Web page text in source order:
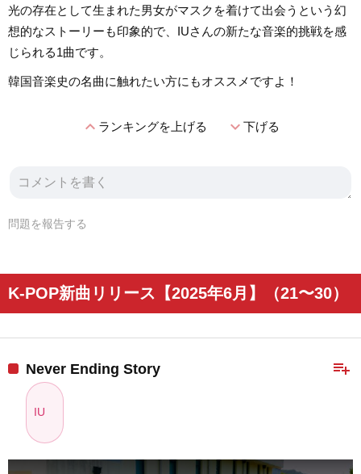
光の存在として生まれた男女がマスクを着けて出会うという幻
想的なストーリーも印象的で、IUさんの新たな音楽的挑戦を感
じられる1曲です。
韓国音楽史の名曲に触れたい方にもオススメですよ！
expand_lessランキングを上げる expand_more下げる
問題を報告する
K-POP新曲リリース【2025年6月】（21〜30）
playlist_add
Never Ending Story
IU